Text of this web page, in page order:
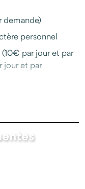
activités
ou d'imprévu,
(téléphone,
demande)
personnel
par jour et par
jour et par
dans le